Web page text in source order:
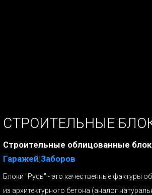
СТРОИТЕЛЬНЫЕ
Строительные облицованные
Гаражей|Заборов
Блоки "Русь" - это качественные фактуры
из архитектурного бетона (аналог